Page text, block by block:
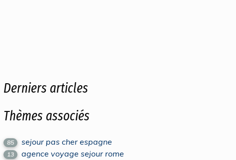
Derniers articles
Thèmes associés
85 sejour pas cher espagne
13 agence voyage sejour rome